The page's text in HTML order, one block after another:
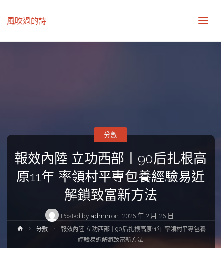
風吹過的詩
報效內陸 立功西部丨90后扎根高
原11年 率領村平專包養經驗易近
解鎖致富新方法
Posted by admin on 2026 年 2 月 26 日
分數
Home分數
報效內陸 立功西部丨90后扎根高原11年 率領村平專包養
經驗易近解鎖致富新方法